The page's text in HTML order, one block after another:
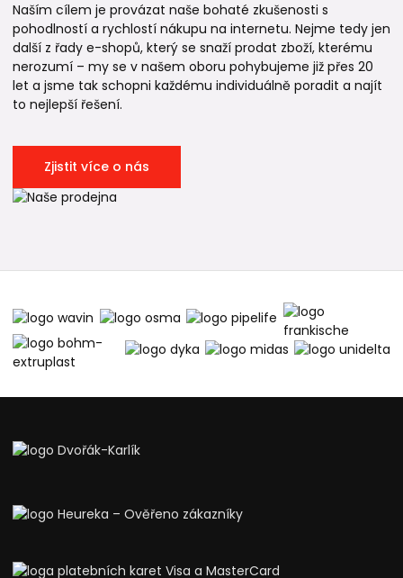
Naším cílem je provázat naše bohaté zkušenosti s
pohodlností a rychlostí nákupu na internetu. Nejme tedy jen
další z řady e-shopů, který se snaží prodat zboží, kterému
nerozumí – my se v našem oboru pohybujeme již přes 20
let a jsme tak schopni každému individuálně poradit a najít
to nejlepší řešení.
Zjistit více o nás